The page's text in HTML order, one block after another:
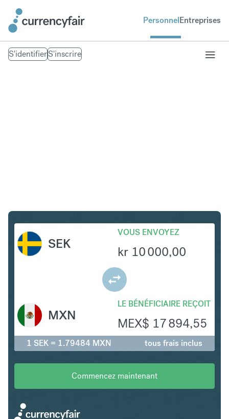
PersonnelEntreprises
S'identifierS'inscrire
SEK
VOUS ENVOYEZ
kr 10 000,00
LE BÉNÉFICIAIRE REÇOIT
MEX$ 17 894,55
MXN
1 SEK = 1.79484 MXN tous frais inclus
Commencez maintenant